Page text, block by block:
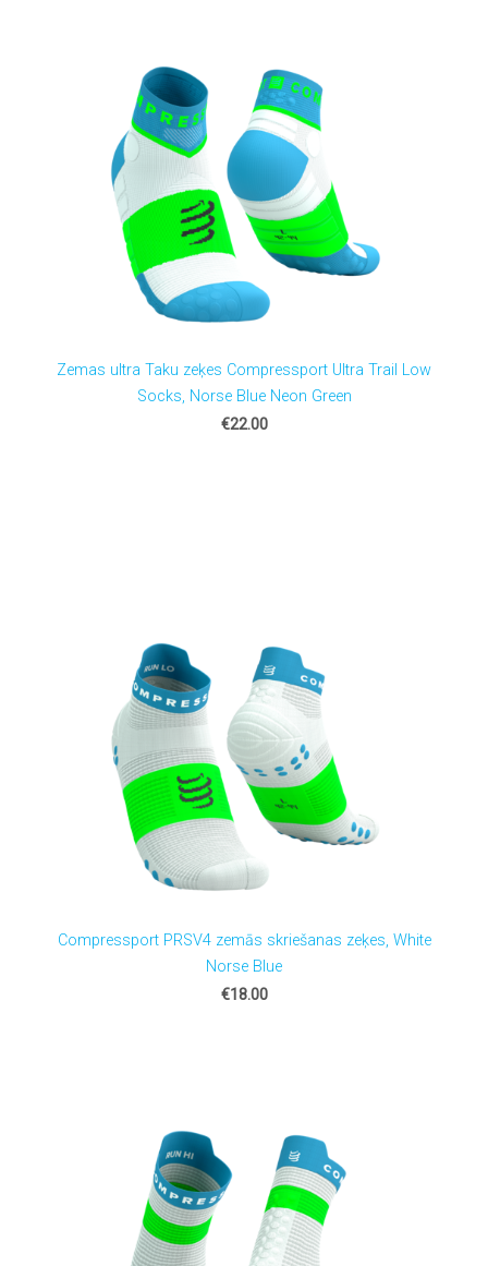
Zemas ultra Taku zeķes Compressport Ultra Trail Low
Socks, Norse Blue Neon Green
€22.00
Compressport PRSV4 zemās skriešanas zeķes, White
Norse Blue
€18.00